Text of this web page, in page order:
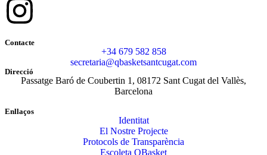
Contacte
+34 679 582 858
secretaria@qbasketsantcugat.com
Direcció
Passatge Baró de Coubertin 1, 08172 Sant Cugat del Vallès,
Barcelona
Enllaços
Identitat
El Nostre Projecte
Protocols de Transparència
Escoleta QBasket